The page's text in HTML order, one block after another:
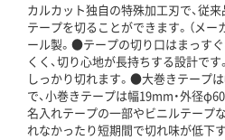
カルカット独自の特殊加工刃で、従
テープを切ることができます。（メ
ール製。●テープの切り口はまっす
くく、切り心地が長持ちする設計で
しっかり切れます。●大巻きテープ
で、小巻きテープは幅19mm・外径
名入れテープの一部やビニルテープ
れなかったり短期間で切れ味が低下